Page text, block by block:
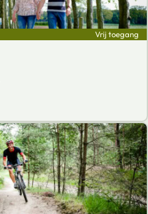
Vrij toegang